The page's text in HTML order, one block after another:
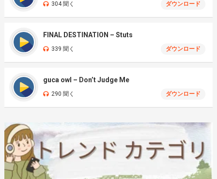
304 聞く ダウンロード
FINAL DESTINATION – Stuts
339 聞く ダウンロード
guca owl – Don’t Judge Me
290 聞く ダウンロード